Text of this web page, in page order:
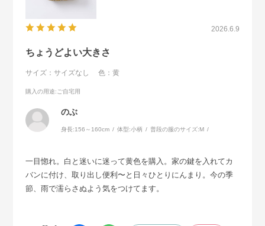
2026.6.9
ちょうどよい大きさ
サイズ：サイズなし 色：黄
購入の用途:ご自宅用
のぶ
身長:156～160cm 体型:小柄 普段の服のサイズ:M
一目惚れ。白と迷いに迷って黄色を購入。家の鍵を入れてカ
バンに付け、取り出し便利〜と日々ひとりにんまり。今の季
節、雨で濡らさぬよう気をつけてます。